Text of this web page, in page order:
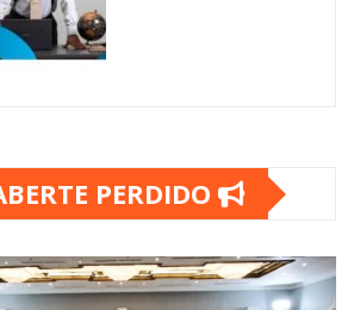
PERDIDO